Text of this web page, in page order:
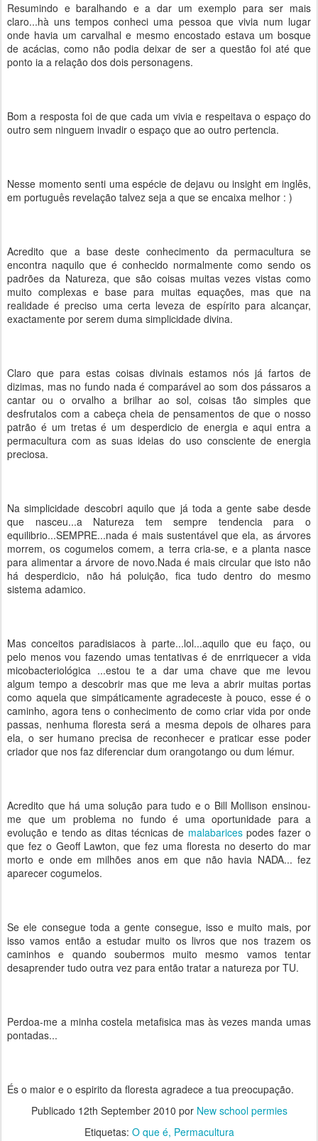
Resumindo e baralhando e a dar um exemplo para ser mais
claro...hà uns tempos conheci uma pessoa que vivia num lugar
onde havia um carvalhal e mesmo encostado estava um bosque
de acácias, como não podia deixar de ser a questão foi até que
ponto ia a relação dos dois personagens.
Bom a resposta foi de que cada um vivia e respeitava o espaço do
outro sem ninguem invadir o espaço que ao outro pertencia.
Nesse momento senti uma espécie de dejavu ou insight em inglês,
em português revelação talvez seja a que se encaixa melhor : )
Acredito que a base deste conhecimento da permacultura se
encontra naquilo que é conhecido normalmente como sendo os
padrões da Natureza, que são coisas muitas vezes vistas como
muito complexas e base para muitas equações, mas que na
realidade é preciso uma certa leveza de espírito para alcançar,
exactamente por serem duma simplicidade divina.
Claro que para estas coisas divinais estamos nós já fartos de
dizimas, mas no fundo nada é comparável ao som dos pássaros a
cantar ou o orvalho a brilhar ao sol, coisas tão simples que
desfrutalos com a cabeça cheia de pensamentos de que o nosso
patrão é um tretas é um desperdicio de energia e aqui entra a
permacultura com as suas ideias do uso consciente de energia
preciosa.
Na simplicidade descobri aquilo que já toda a gente sabe desde
que nasceu...a Natureza tem sempre tendencia para o
equilibrio...SEMPRE...nada é mais sustentável que ela, as árvores
morrem, os cogumelos comem, a terra cria-se, e a planta nasce
para alimentar a árvore de novo.Nada é mais circular que isto não
há desperdicio, não há poluição, fica tudo dentro do mesmo
sistema adamico.
Mas conceitos paradisiacos à parte...lol...aquilo que eu faço, ou
pelo menos vou fazendo umas tentativas é de enrriquecer a vida
micobacteriológica ...estou te a dar uma chave que me levou
algum tempo a descobrir mas que me leva a abrir muitas portas
como aquela que simpáticamente agradeceste à pouco, esse é o
caminho, agora tens o conhecimento de como criar vida por onde
passas, nenhuma floresta será a mesma depois de olhares para
ela, o ser humano precisa de reconhecer e praticar esse poder
criador que nos faz diferenciar dum orangotango ou dum lémur.
Acredito que há uma solução para tudo e o Bill Mollison ensinou-
me que um problema no fundo é uma oportunidade para a
evolução e tendo as ditas técnicas de malabaricespodes fazer o
que fez o Geoff Lawton, que fez uma floresta no deserto do mar
morto e onde em milhões anos em que não havia NADA... fez
aparecer cogumelos.
Se ele consegue toda a gente consegue, isso e muito mais, por
isso vamos então a estudar muito os livros que nos trazem os
caminhos e quando soubermos muito mesmo vamos tentar
desaprender tudo outra vez para então tratar a natureza por TU.
Perdoa-me a minha costela metafisica mas às vezes manda umas
pontadas...
És o maior e o espirito da floresta agradece a tua preocupação.
Publicado 12th September 2010 por New school permies
Etiquetas: O que é Permacultura